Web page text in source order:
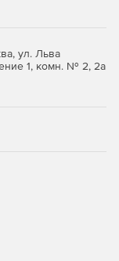
ул. Льва
1, комн. № 2, 2а